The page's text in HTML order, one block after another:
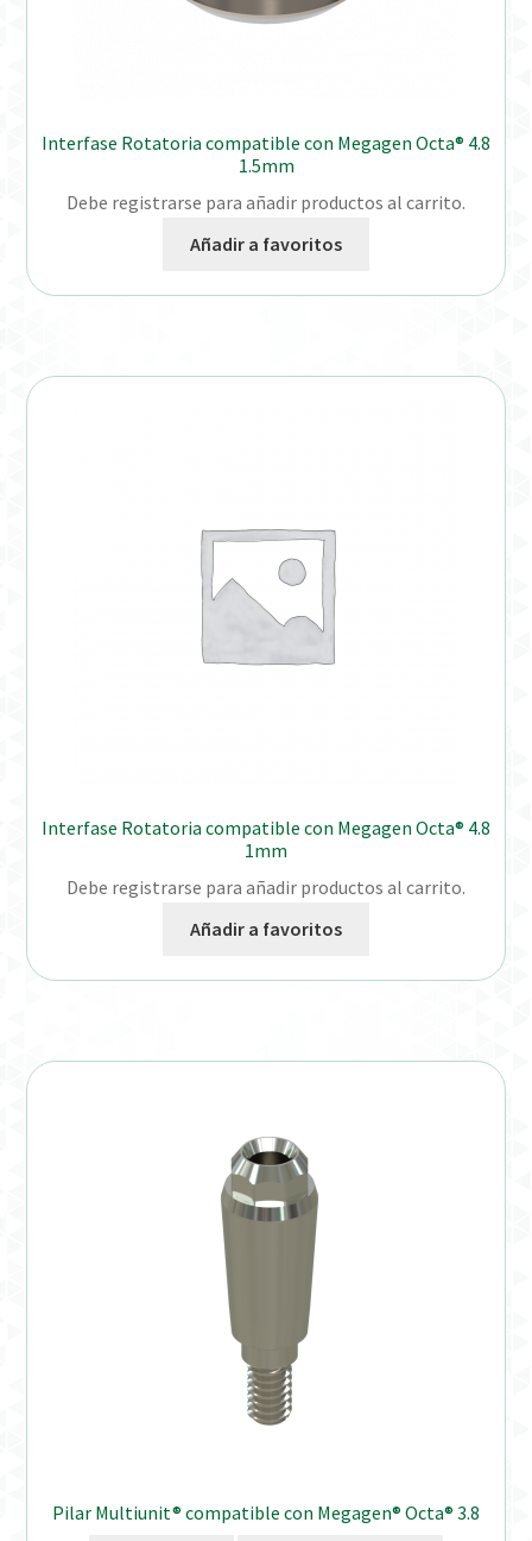
Interfase Rotatoria compatible con Megagen Octa® 4.8
1.5mm
Debe registrarse para añadir productos al carrito.
Añadir a favoritos
Interfase Rotatoria compatible con Megagen Octa® 4.8
1mm
Debe registrarse para añadir productos al carrito.
Añadir a favoritos
Pilar Multiunit® compatible con Megagen® Octa® 3.8